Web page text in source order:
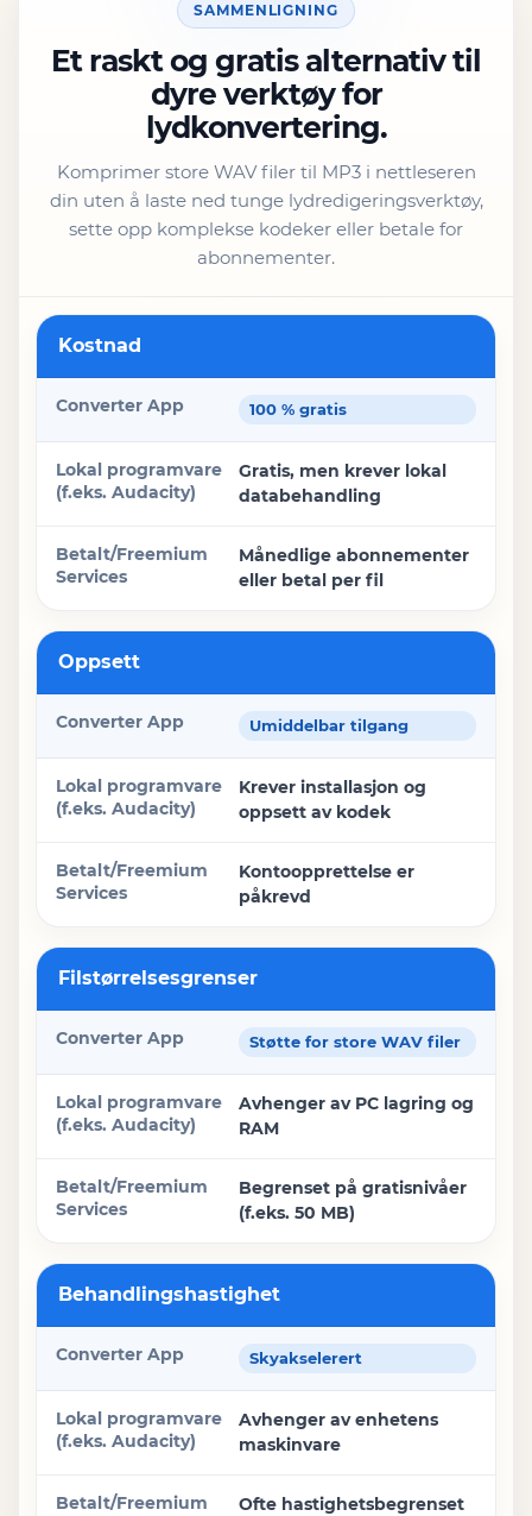
SAMMENLIGNING
Et raskt og gratis alternativ til
dyre verktøy for
lydkonvertering.
Komprimer store WAV filer til MP3 i nettleseren
din uten å laste ned tunge lydredigeringsverktøy,
sette opp komplekse kodeker eller betale for
abonnementer.
Funksjon
Lokal programvare (f.eks. Audacity)
Kostnad
100 % gratis
Gratis, men krever lokal
databehandling
Månedlige abonnementer
eller betal per fil
Oppsett
Umiddelbar tilgang
Krever installasjon og
oppsett av kodek
Kontoopprettelse er
påkrevd
Filstørrelsesgrenser
Støtte for store WAV filer
Avhenger av PC lagring og
RAM
Begrenset på gratisnivåer
(f.eks. 50 MB)
Behandlingshastighet
Skyakselerert
Avhenger av enhetens
maskinvare
Ofte hastighetsbegrenset